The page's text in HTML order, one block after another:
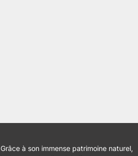
Grâce à son immense patrimoine naturel,